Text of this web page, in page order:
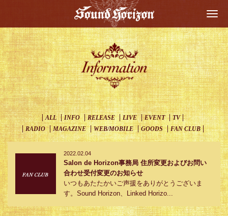
ALL INFO RELEASE LIVE EVENT
TV
RADIO
MAGAZINE WEB/MOBILE GOODS FAN CLUB
2022.02.04
Salon de Horizon事務局 住所変更およびお問い
合わせ受付変更のお知らせ
いつもあたたかいご声援をありがとうございま
す。Sound Horizon、Linked Horizo...